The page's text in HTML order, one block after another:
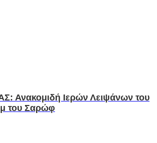
Ανακομιδή Ιερών Λειψάνων του
του Σαρώφ